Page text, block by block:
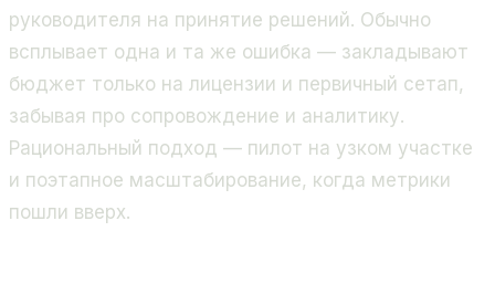
руководителя на принятие решений. Обычно
всплывает одна и та же ошибка — закладывают
бюджет только на лицензии и первичный сетап,
забывая про сопровождение и аналитику.
Рациональный подход — пилот на узком участке
и поэтапное масштабирование, когда метрики
пошли вверх.